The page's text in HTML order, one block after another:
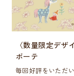
〈数量限定デザ
ボーテ
毎回好評をいただ